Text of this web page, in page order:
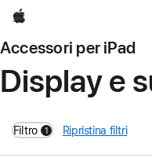
Apple
Accessori per iPad
Display e
Filtro 1
filters active
Ripristina filtri